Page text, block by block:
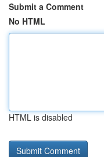
Submit a Comment
No HTML
HTML is disabled